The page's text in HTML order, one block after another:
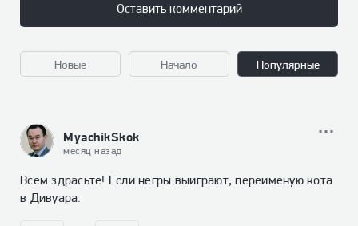
Оставить комментарий
Новые Начало Популярные
MyachikSkok
месяц назад
Всем здрасьте! Если негры выиграют, переименую кота
в Дивуара.